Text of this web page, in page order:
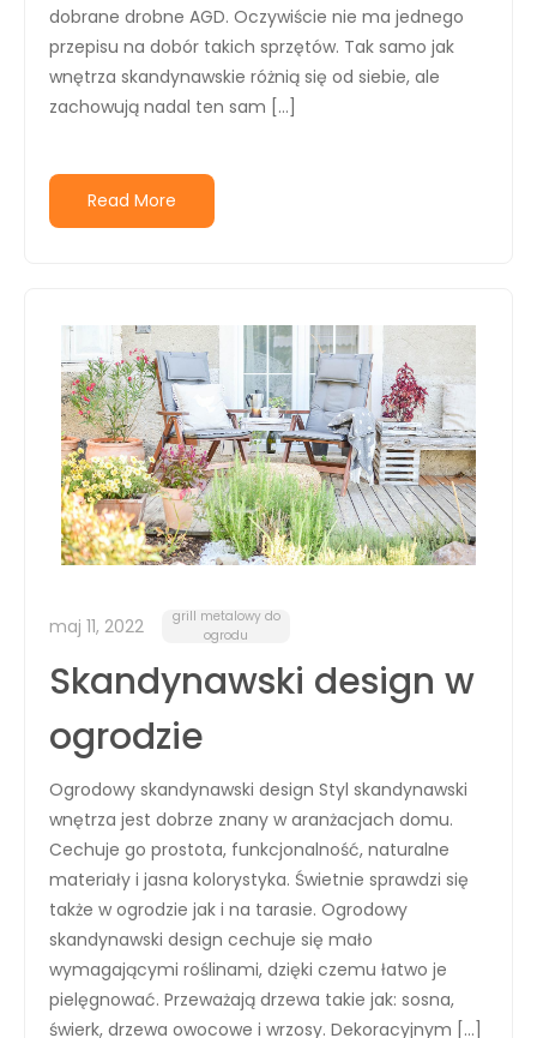
dobrane drobne AGD. Oczywiście nie ma jednego
przepisu na dobór takich sprzętów. Tak samo jak
wnętrza skandynawskie różnią się od siebie, ale
zachowują nadal ten sam […]
Read More
maj 11, 2022
grill metalowy do
ogrodu
Skandynawski design w
ogrodzie
Ogrodowy skandynawski design Styl skandynawski
wnętrza jest dobrze znany w aranżacjach domu.
Cechuje go prostota, funkcjonalność, naturalne
materiały i jasna kolorystyka. Świetnie sprawdzi się
także w ogrodzie jak i na tarasie. Ogrodowy
skandynawski design cechuje się mało
wymagającymi roślinami, dzięki czemu łatwo je
pielęgnować. Przeważają drzewa takie jak: sosna,
świerk, drzewa owocowe i wrzosy. Dekoracyjnym […]